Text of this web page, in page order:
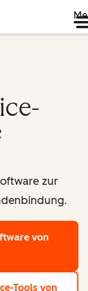
zur
von
Tools von